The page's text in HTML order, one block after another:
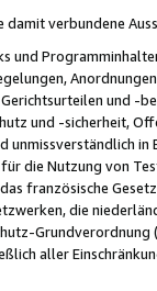
damit verbundene
und
und -
und -sicherheit,
unmissverständlich
die Nutzung von
französische
die
aller